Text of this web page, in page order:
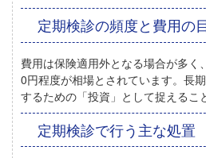
定期検診の頻度と費用の
費用は保険適用外となる場合が多
0円程度が相場とされています。長
するための「投資」として捉えるこ
定期検診で行う主な処置